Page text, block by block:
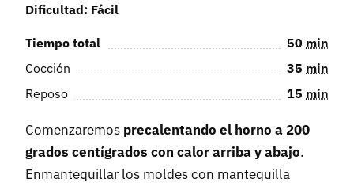
Dificultad: Fácil
Tiempo total 50 min
Cocción
35 min
Reposo
15 min
Comenzaremos precalentando el horno a 200
grados centígrados con calor arriba y abajo.
Enmantequillar los moldes con mantequilla